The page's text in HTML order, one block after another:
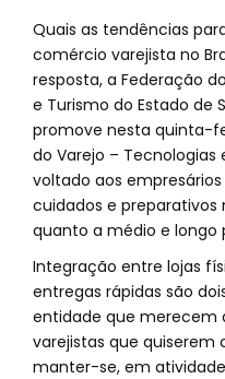
Quais as tendências
comércio varejista no
resposta, a Federação
e Turismo do Estado de
promove nesta quinta-
do Varejo – Tecnologias
voltado aos
cuidados e
quanto a médio e longo
Integração entre lojas
entregas rápidas são
entidade que merecem
varejistas que quiserem
manter-se, em